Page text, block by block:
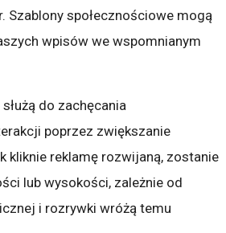
społecznościowe mogą
wpisów we wspomnianym
do zachęcania
poprzez zwiększanie
kliknie reklamę rozwijaną, zostanie
lub wysokości, zależnie od
i rozrywki wróżą temu